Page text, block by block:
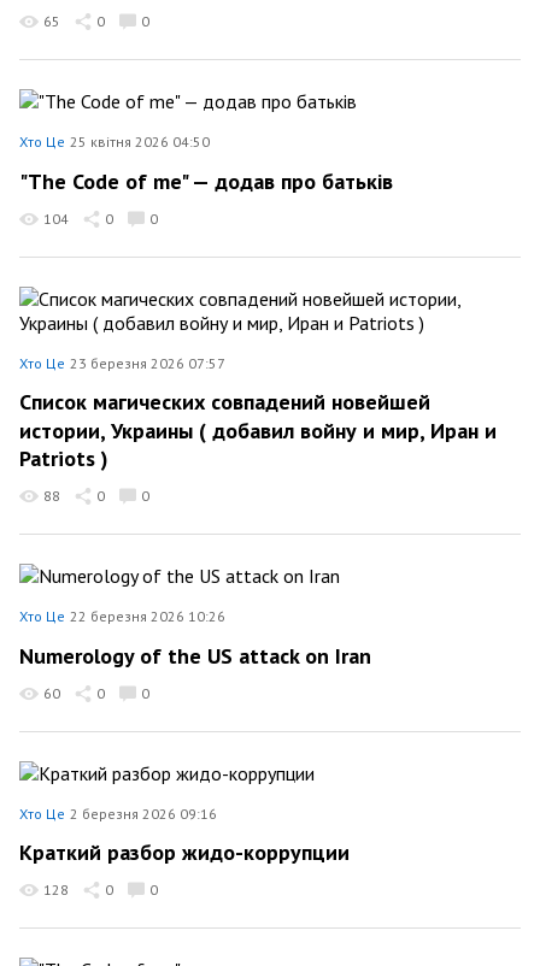
65 0 0
Хто Це 25 квітня 2026 04:50
"The Code of me" — додав про батьків
104 0 0
Хто Це 23 березня 2026 07:57
Список магических совпадений новейшей
истории, Украины ( добавил войну и мир, Иран и
Patriots )
88 0 0
Хто Це 22 березня 2026 10:26
Numerology of the US attack on Iran
60 0 0
Хто Це 2 березня 2026 09:16
Краткий разбор жидо-коррупции
128 0 0